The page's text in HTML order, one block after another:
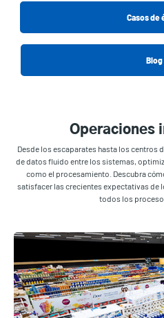
Casos de
Blog
Operaciones
Desde los escaparates hasta los centros
de datos fluido entre los sistemas,
como el procesamiento. Descubra
satisfacer las crecientes expectativas de
todos los